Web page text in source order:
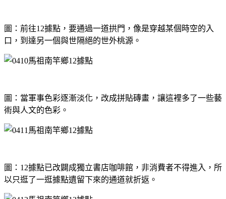
圖：前往12據點，要通過一道拱門，像是穿越某個時空的入
口，到達另一個與世隔絕的世外桃源。
圖：當軍事色彩逐漸淡化，改成拼貼磚畫，讓這裡多了一些藝
術與人文的色彩。
圖：12據點已改闢成獨立書店咖啡館，非消費者不得進入，所
以只逛了一逛據點遺留下來的通道就折返。